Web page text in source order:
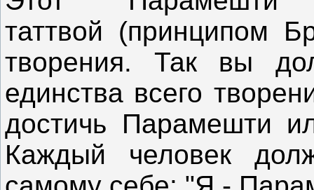
таттвой (принципом
творения. Так вы
единства всего
достичь Парамешти
Каждый человек